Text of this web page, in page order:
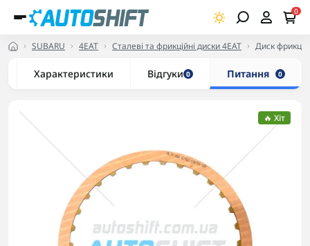
0
SUBARU 4EAT Сталеві та фрикційні диски 4EAT Диск
Характеристики Відгуки 0 Питання 0
🔥 Хіт